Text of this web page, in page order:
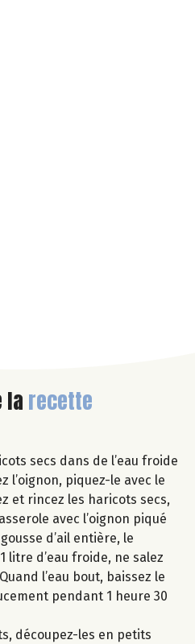
larecette
secs dans de l’eau froide
l’oignon, piquez-le avec le
et rincez les haricots secs,
avec l’oignon piqué
d’ail entière, le
litre d’eau froide, ne salez
l’eau bout, baissez le
pendant 1 heure 30
découpez-les en petits